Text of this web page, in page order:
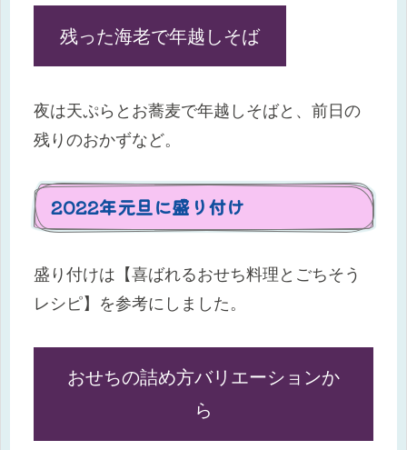
残った海老で年越しそば
夜は天ぷらとお蕎麦で年越しそばと、前日の
残りのおかずなど。
2022年元旦に盛り付け
盛り付けは【喜ばれるおせち料理とごちそう
レシピ】を参考にしました。
おせちの詰め方バリエーションか
ら